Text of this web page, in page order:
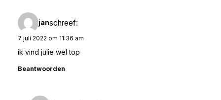
janschreef:
7 juli 2022 om 11:36 am
ik vind julie wel top
Beantwoorden